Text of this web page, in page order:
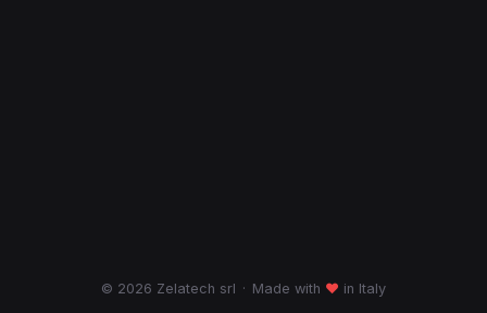
© 2026 Zelatech srl · Made with ♥ in Italy